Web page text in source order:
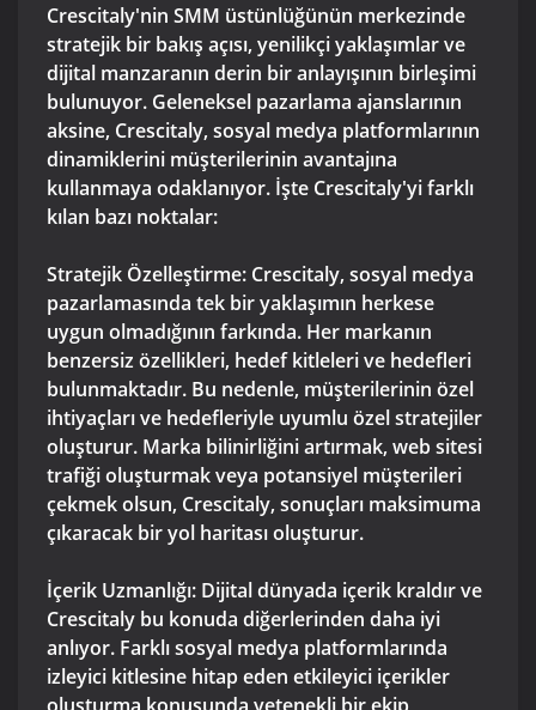
Crescitaly'nin SMM üstünlüğünün merkezinde
stratejik bir bakış açısı, yenilikçi yaklaşımlar ve
dijital manzaranın derin bir anlayışının birleşimi
bulunuyor. Geleneksel pazarlama ajanslarının
aksine, Crescitaly, sosyal medya platformlarının
dinamiklerini müşterilerinin avantajına
kullanmaya odaklanıyor. İşte Crescitaly'yi farklı
kılan bazı noktalar:
Stratejik Özelleştirme: Crescitaly, sosyal medya
pazarlamasında tek bir yaklaşımın herkese
uygun olmadığının farkında. Her markanın
benzersiz özellikleri, hedef kitleleri ve hedefleri
bulunmaktadır. Bu nedenle, müşterilerinin özel
ihtiyaçları ve hedefleriyle uyumlu özel stratejiler
oluşturur. Marka bilinirliğini artırmak, web sitesi
trafiği oluşturmak veya potansiyel müşterileri
çekmek olsun, Crescitaly, sonuçları maksimuma
çıkaracak bir yol haritası oluşturur.
İçerik Uzmanlığı: Dijital dünyada içerik kraldır ve
Crescitaly bu konuda diğerlerinden daha iyi
anlıyor. Farklı sosyal medya platformlarında
izleyici kitlesine hitap eden etkileyici içerikler